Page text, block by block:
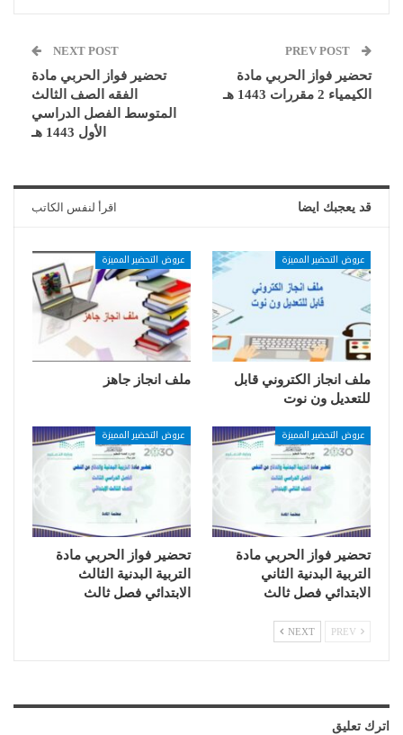
تحضير فواز الحربي مادة
الكيمياء 2 مقررات 1443 هـ
NEXT POST
تحضير فواز الحربي مادة
الفقه الصف الثالث
المتوسط الفصل الدراسي
الأول 1443 هـ
قد يعجبك ايضا اقرأ لنفس الكاتب
عروض التحضير المميزة
ملف انجاز الكتروني قابل
للتعديل ون نوت
عروض التحضير المميزة
ملف انجاز جاهز
عروض التحضير المميزة
تحضير فواز الحربي مادة
التربية البدنية الثاني
الابتدائي فصل ثالث
عروض التحضير المميزة
تحضير فواز الحربي مادة
التربية البدنية الثالث
الابتدائي فصل ثالث
NEXT
اترك تعليق